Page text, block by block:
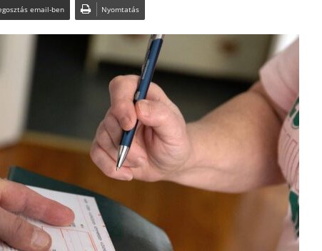
email-ben Nyomtatás